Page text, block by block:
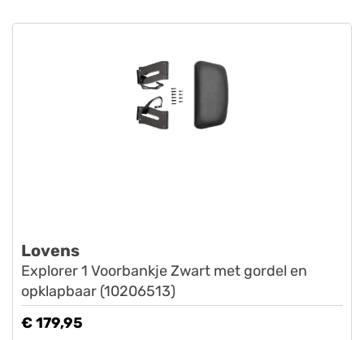
Lovens
Explorer 1 Voorbankje Zwart met gordel en
opklapbaar (10206513)
€ 179,95